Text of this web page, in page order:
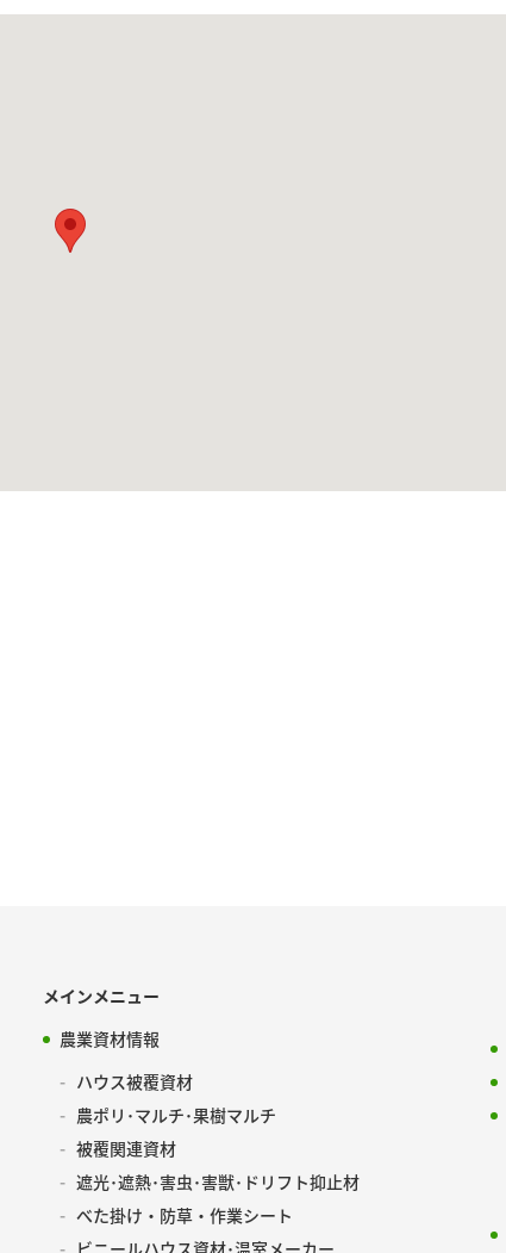
メインメニュー
農業資材情報
ハウス被覆資材
農ポリ･マルチ･果樹マルチ
被覆関連資材
遮光･遮熱･害虫･害獣･ドリフト抑止材
べた掛け・防草・作業シート